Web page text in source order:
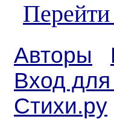
Авторы
Вход
Стихи.ру